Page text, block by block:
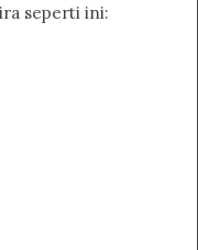
seperti ini: